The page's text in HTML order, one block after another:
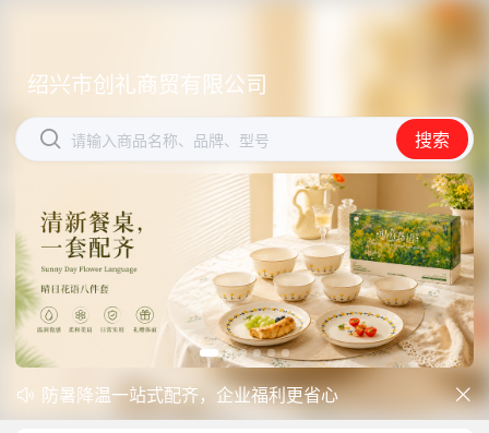
绍兴市创礼商贸有限公司
 请输入商品名称、品牌、型号 搜索
绍兴市创礼商贸有限公司
 请输入商品名称、品牌、型号 搜索

防暑降温一站式配齐，企业福利更省心
开学季礼品专区现已正式上线！
